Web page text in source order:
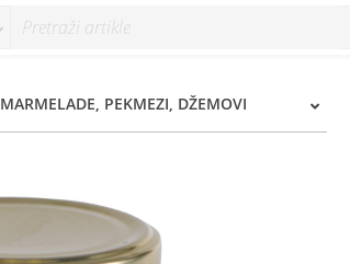
MARMELADE, PEKMEZI, DŽEMOVI